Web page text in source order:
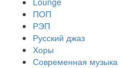
ПОП
РЭП
Русский джаз
Хоры
Современная музыка